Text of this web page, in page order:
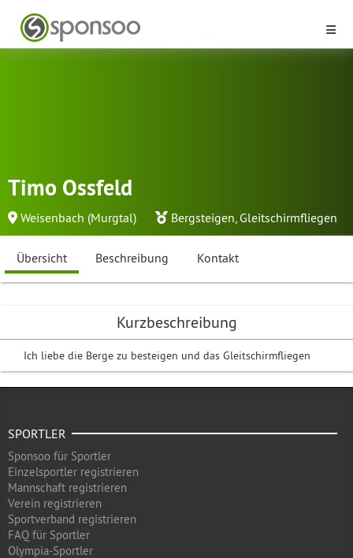
Timo Ossfeld
Weisenbach (Murgtal) Bergsteigen, Gleitschirmfliegen
Übersicht Beschreibung Kontakt
Kurzbeschreibung
Ich liebe die Berge zu besteigen und das Gleitschirmfliegen
SPORTLER
Sponsoo für Sportler
Einzelsportler registrieren
Mannschaft registrieren
Verein registrieren
Sportverband registrieren
FAQ für Sportler
Olympia-Sportler